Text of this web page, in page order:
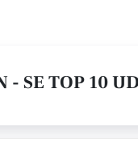
- SE TOP 10